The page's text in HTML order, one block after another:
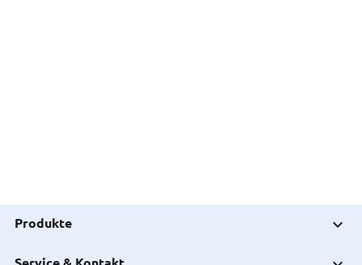
Produkte